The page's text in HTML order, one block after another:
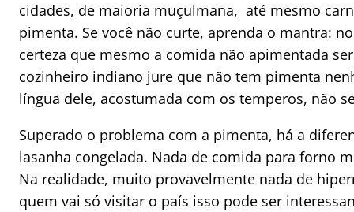
cidades, de maioria muçulmana, até mesmo
pimenta. Se você não curte, aprenda o mantra:
certeza que mesmo a comida não apimentada
cozinheiro indiano jure que não tem pimenta
língua dele, acostumada com os temperos, não
Superado o problema com a pimenta, há a
lasanha congelada. Nada de comida para forno
Na realidade, muito provavelmente nada de
quem vai só visitar o país isso pode ser